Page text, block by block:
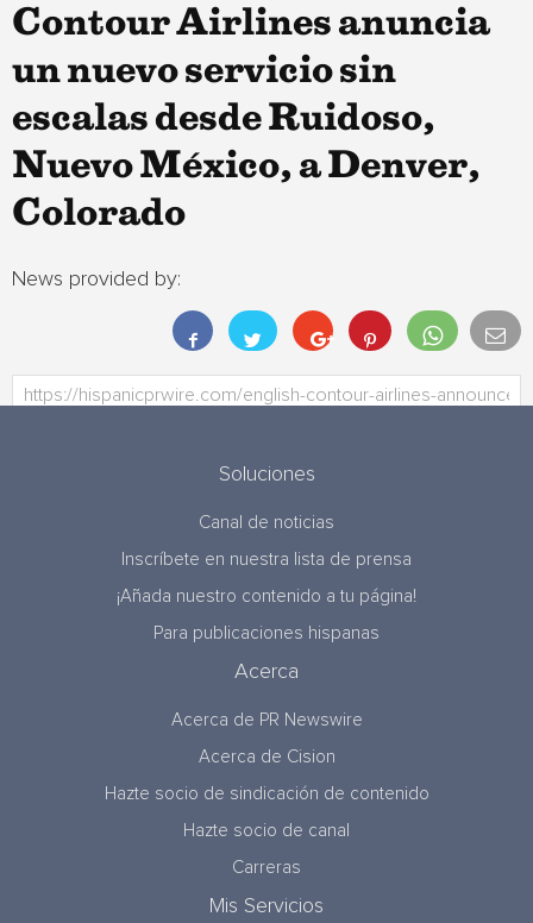
Contour Airlines anuncia
un nuevo servicio sin
escalas desde Ruidoso,
Nuevo México, a Denver,
Colorado
News provided by:
Soluciones
Canal de noticias
Inscríbete en nuestra lista de prensa
¡Añada nuestro contenido a tu página!
Para publicaciones hispanas
Acerca
Acerca de PR Newswire
Acerca de Cision
Hazte socio de sindicación de contenido
Hazte socio de canal
Carreras
Mis Servicios